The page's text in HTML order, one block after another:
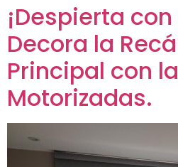
¡Despierta
Decora la
Principal con
Motorizadas.